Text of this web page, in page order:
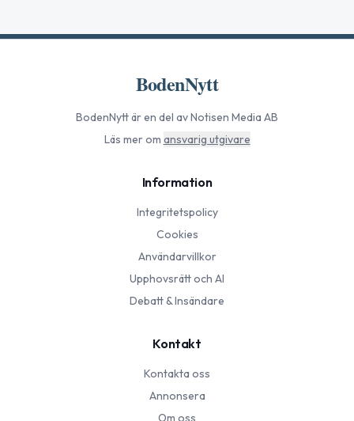
BodenNytt
BodenNyttär en del av Notisen Media AB
Läs mer om ansvarig utgivare
Information
Integritetspolicy
Cookies
Användarvillkor
Upphovsrätt och AI
Debatt & Insändare
Kontakt
Kontakta oss
Annonsera
Om oss